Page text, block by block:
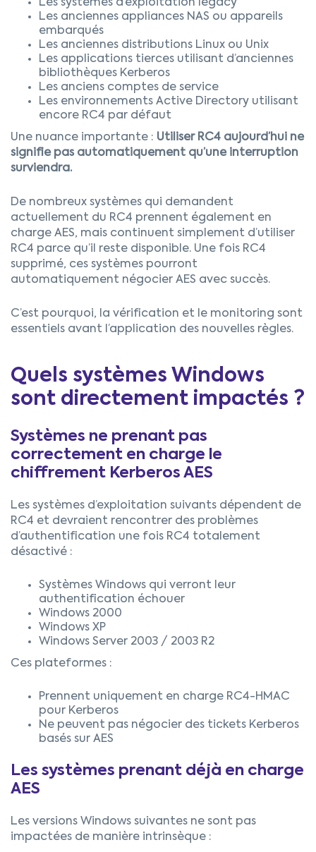
Les systèmes d’exploitation legacy
Les anciennes appliances NAS ou appareils
embarqués
Les anciennes distributions Linux ou Unix
Les applications tierces utilisant d’anciennes
bibliothèques Kerberos
Les anciens comptes de service
Les environnements Active Directory utilisant
encore RC4 par défaut
Une nuance importante : Utiliser RC4 aujourd’hui ne
signifie pas automatiquement qu’une interruption
surviendra.
De nombreux systèmes qui demandent
actuellement du RC4 prennent également en
charge AES, mais continuent simplement d’utiliser
RC4 parce qu’il reste disponible. Une fois RC4
supprimé, ces systèmes pourront
automatiquement négocier AES avec succès.
C’est pourquoi, la vérification et le monitoring sont
essentiels avant l’application des nouvelles règles.
Quels systèmes Windows
sont directement impactés ?
Systèmes ne prenant pas
correctement en charge le
chiffrement Kerberos AES
Les systèmes d’exploitation suivants dépendent de
RC4 et devraient rencontrer des problèmes
d’authentification une fois RC4 totalement
désactivé :
Systèmes Windows qui verront leur
authentification échouer
Windows 2000
Windows XP
Windows Server 2003 / 2003 R2
Ces plateformes :
Prennent uniquement en charge RC4-HMAC
pour Kerberos
Ne peuvent pas négocier des tickets Kerberos
basés sur AES
Les systèmes prenant déjà en charge
AES
Les versions Windows suivantes ne sont pas
impactées de manière intrinsèque :